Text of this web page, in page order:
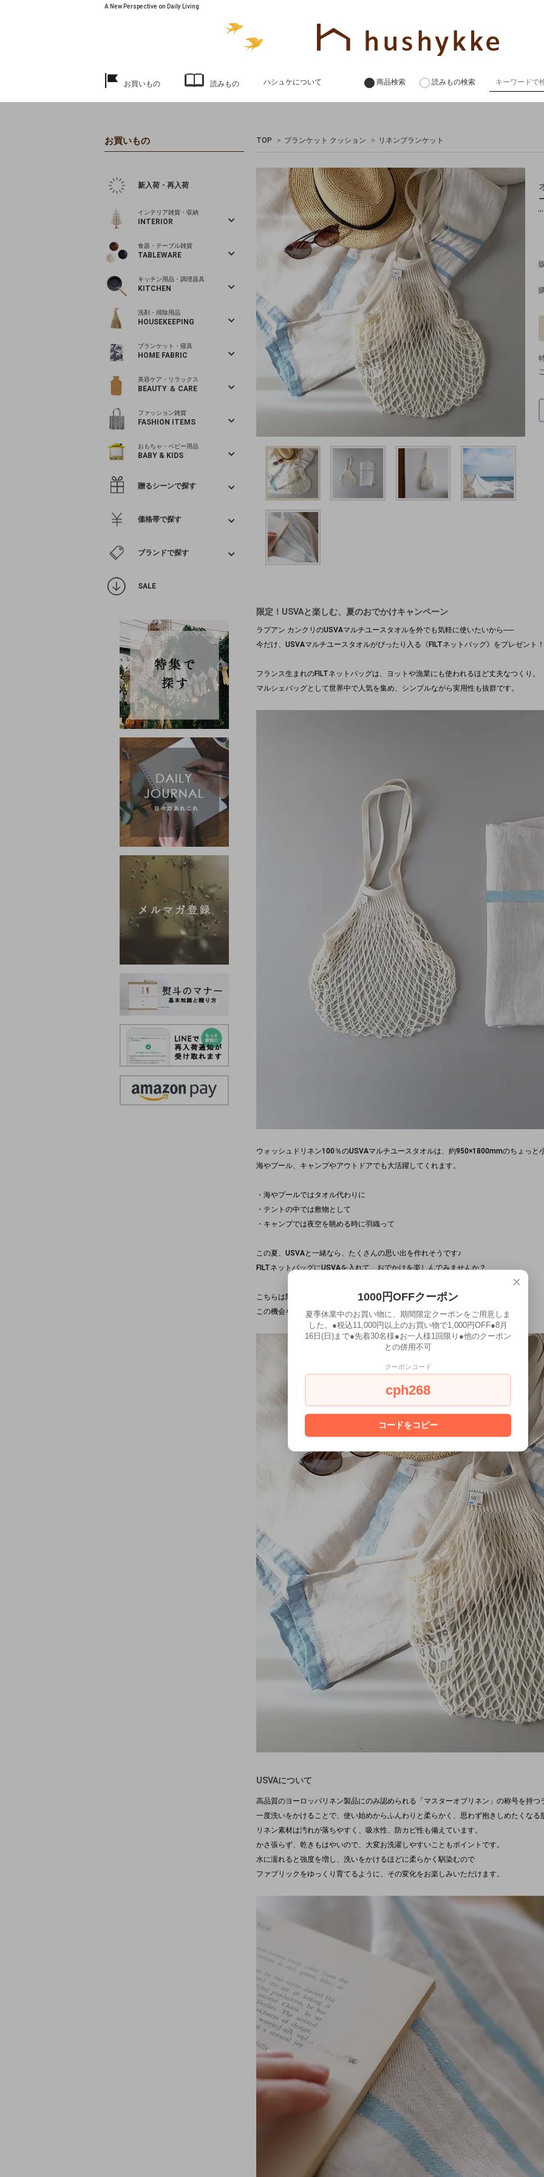
A New Perspective on Daily Living
お買いもの 読みもの ハシュケについて 商品検索 読みもの検索
TOP > ブランケット クッション > リネンブランケット
限定！USVAと楽しむ、夏のおでかけキャンペーン
ラプアン カンクリのUSVAマルチユースタオルを外でも気軽に使いたいから──
今だけ、USVAマルチユースタオルがぴったり入る《FILTネットバッグ》をプレゼント！
フランス生まれのFILTネットバッグは、ヨットや漁業にも使われるほど丈夫なつくり。
マルシェバッグとして世界中で人気を集め、シンプルながら実用性も抜群です。
ウォッシュドリネン100％のUSVAマルチユースタオルは、約950×1800mmのちょっと
海やプール、キャンプやアウトドアでも大活躍してくれます。
・海やプールではタオル代わりに
・テントの中では敷物として
・キャンプでは夜空を眺める時に羽織って
この夏、USVAと一緒なら、たくさんの思い出を作れそうです♪
FILTネットバッグにUSVAを入れて、おでかけを楽しんでみませんか？
こちらは限定数限りとなります。
この機会をどうぞお逃しなく。
USVAについて
高品質のヨーロッパリネン製品にのみ認められる「マスターオブリネン」の称号を持
一度洗いをかけることで、使い始めからふんわりと柔らかく、思わず抱きしめたくなる
リネン素材は汚れが落ちやすく、吸水性、防カビ性も備えています。
かさ張らず、乾きもはやいので、大変お洗濯しやすいこともポイントです。
水に濡れると強度を増し、洗いをかけるほどに柔らかく馴染むので
ファブリックをゆっくり育てるように、その変化をお楽しみいただけます。
お買いもの
新入荷・再入荷
インテリア雑貨・収納
INTERIOR
食器・テーブル雑貨
TABLEWARE
キッチン用品・調理器具
KITCHEN
洗剤・掃除用品
HOUSEKEEPING
ブランケット・寝具
HOME FABRIC
美容ケア・リラックス
BEAUTY ＆ CARE
ファッション雑貨
FASHION ITEMS
おもちゃ・ベビー用品
BABY & KIDS
贈るシーンで探す
価格帯で探す
ブランドで探す
SALE
×
1000円OFFクーポン
夏季休業中のお買い物に、期間限定クーポンをご用意しま
した。●税込11,000円以上のお買い物で1,000円OFF●8月
16日(日)まで●先着30名様●お一人様1回限り●他のクーポン
との併用不可
クーポンコード
cph268
コードをコピー